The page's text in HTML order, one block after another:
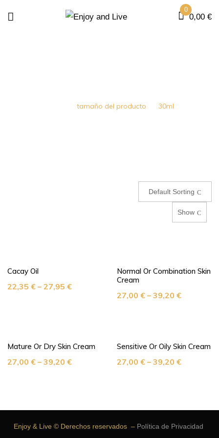
0
0,00 €
tamaño del producto 30ml
Default Sorting
Show
Cacay Oil
22,35 € – 27,95 €
Normal Or Combination Skin
Cream
27,00 € – 39,20 €
Mature Or Dry Skin Cream
27,00 € – 39,20 €
Sensitive Or Oily Skin Cream
27,00 € – 39,20 €
Enjoy & Live © Derechos reservados – Política de Privacidad